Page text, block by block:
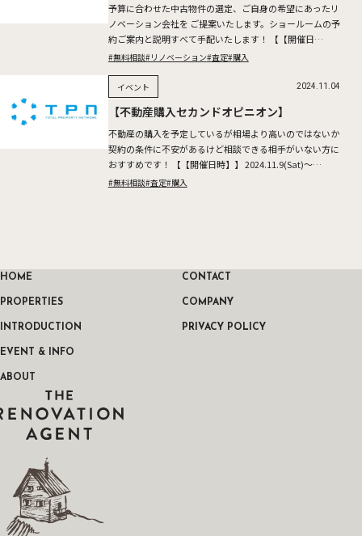
予算に合わせた中古物件の選定、ご自身の希望にあったリ
ノベーション会社を ご提案いたします。ショールームの予
約ご案内と説明すべて手配いたします！ 【【開催日
時】】 2024.11.16(Sat)～17(Sun) ※所要時間 […]
#無料相談#リノベーション#査定#購入
【不動産購入セカンドオピニオン】
不動産の購入を予定しているが相場より高いのではないか
契約の条件に不安があるけど相談できる相手がいない方に
おすすめです！ 【【開催日時】】 2024.11.9(Sat)～
10(Sun) ※所要時間：1時間半～2時間を予定 […]
#無料相談#査定#購入
イベント 2024.11.04
RENOVATION AGENT
HOME
PROPERTIES
INTRODUCTION
EVENT & INFO
ABOUT
CONTACT
COMPANY
PRIVACY POLICY